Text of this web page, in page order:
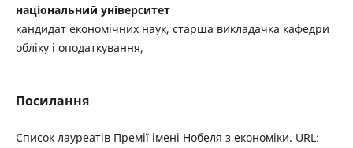
національний університет
кандидат економічних наук, старша викладачка кафедри
обліку і оподаткування,
Посилання
Список лауреатів Премії імені Нобеля з економіки. URL: